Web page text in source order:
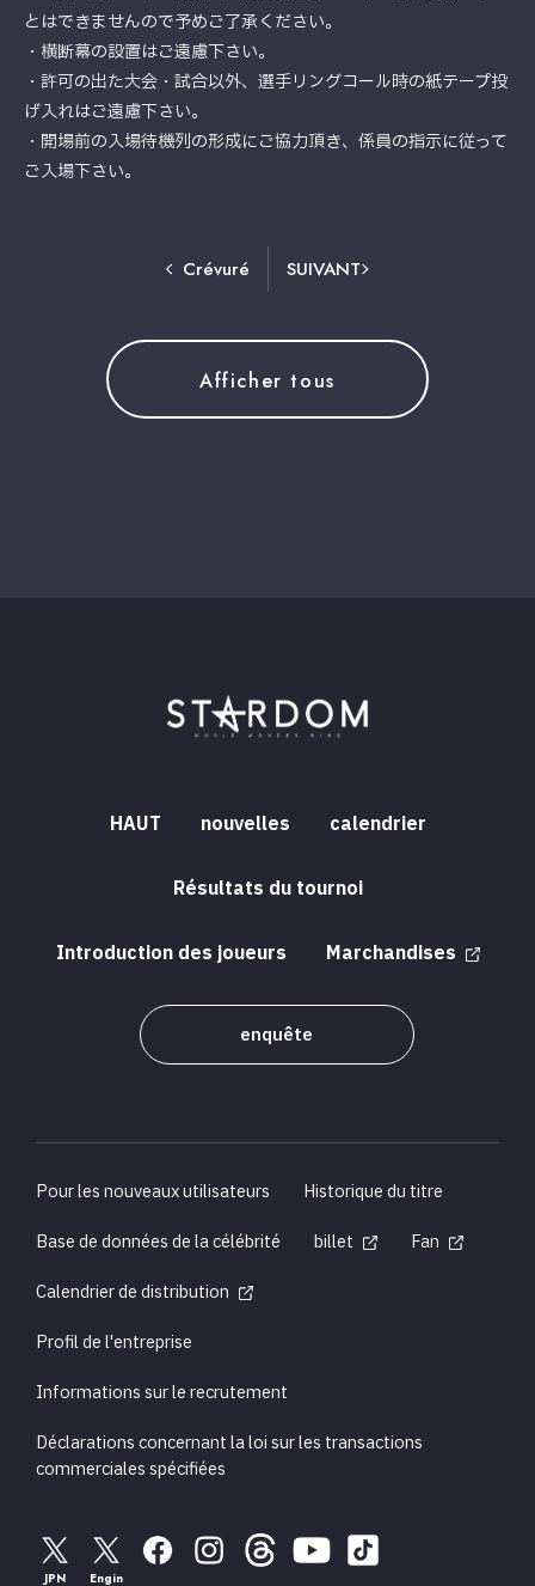
とはできませんので予めご了承ください。
・横断幕の設置はご遠慮下さい。
・許可の出た大会・試合以外、選手リングコール時の紙テープ投
げ入れはご遠慮下さい。
・開場前の入場待機列の形成にご協力頂き、係員の指示に従って
ご入場下さい。
Crévuré SUIVANT
Afficher tous
HAUT nouvelles calendrier
Résultats du tournoi
Introduction des joueurs Marchandises
enquête
Pour les nouveaux utilisateurs
Historique du titre
Base de données de la célébrité
billet
Fan
Calendrier de distribution
Profil de l'entreprise
Informations sur le recrutement
Déclarations concernant la loi sur les transactions
commerciales spécifiées
JPN Engin